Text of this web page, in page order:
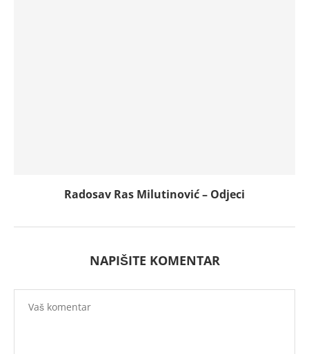
Radosav Ras Milutinović – Odjeci
NAPIŠITE KOMENTAR